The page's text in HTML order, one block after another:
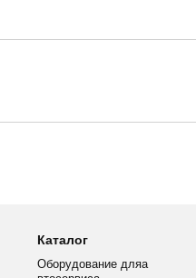
Каталог
Оборудование дляа